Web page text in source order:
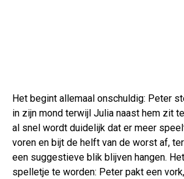
Het begint allemaal onschuldig: Peter
in zijn mond terwijl Julia naast hem zit
al snel wordt duidelijk dat er meer
voren en bijt de helft van de worst af,
een suggestieve blik blijven hangen.
spelletje te worden: Peter pakt een